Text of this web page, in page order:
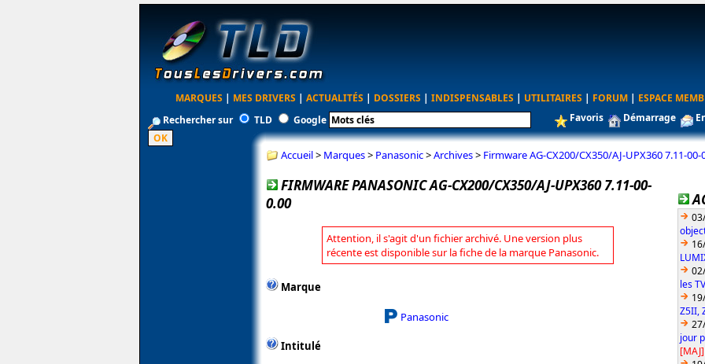
MARQUES | MES DRIVERS | ACTUALITÉS | DOSSIERS | INDISPENSABLES | UTILITAIRES | FORUM | ESPACE
Rechercher sur
TLD Google Favoris Démarrage
Accueil> Marques> Panasonic>Archives> Firmware AG-CX200/CX350/AJ-UPX360 7.11-00-
FIRMWARE PANASONIC AG-CX200/CX350/AJ-UPX360 7.11-00-
0.00
Attention, il s'agit d'un fichier archivé. Une version plus
récente est disponible sur la fiche de la marque Panasonic.
Marque
Panasonic
Intitulé
les
Z5II,
jour
[MAJ]